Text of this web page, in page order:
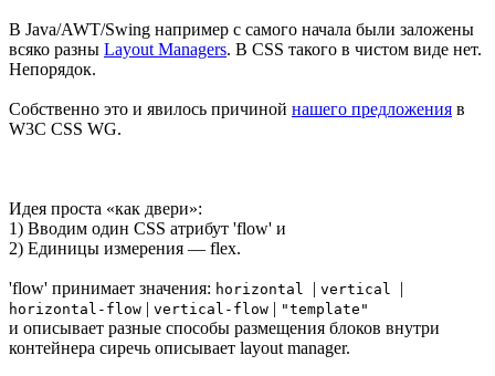
В Java/AWT/Swing например с самого начала были заложены
всяко разны Layout Managers. В CSS такого в чистом виде нет.
Непорядок.
Собственно это и явилось причиной нашего предложения в
W3C CSS WG.
Идея проста «как двери»:
1) Вводим один CSS атрибут 'flow' и
2) Единицы измерения — flex.
'flow' принимает значения: horizontal | vertical |
horizontal-flow | vertical-flow | "template"
и описывает разные способы размещения блоков внутри
контейнера сиречь описывает layout manager.